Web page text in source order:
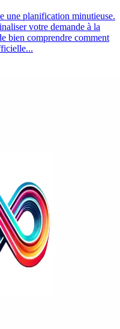
une planification minutieuse.
votre demande à la
bien comprendre comment